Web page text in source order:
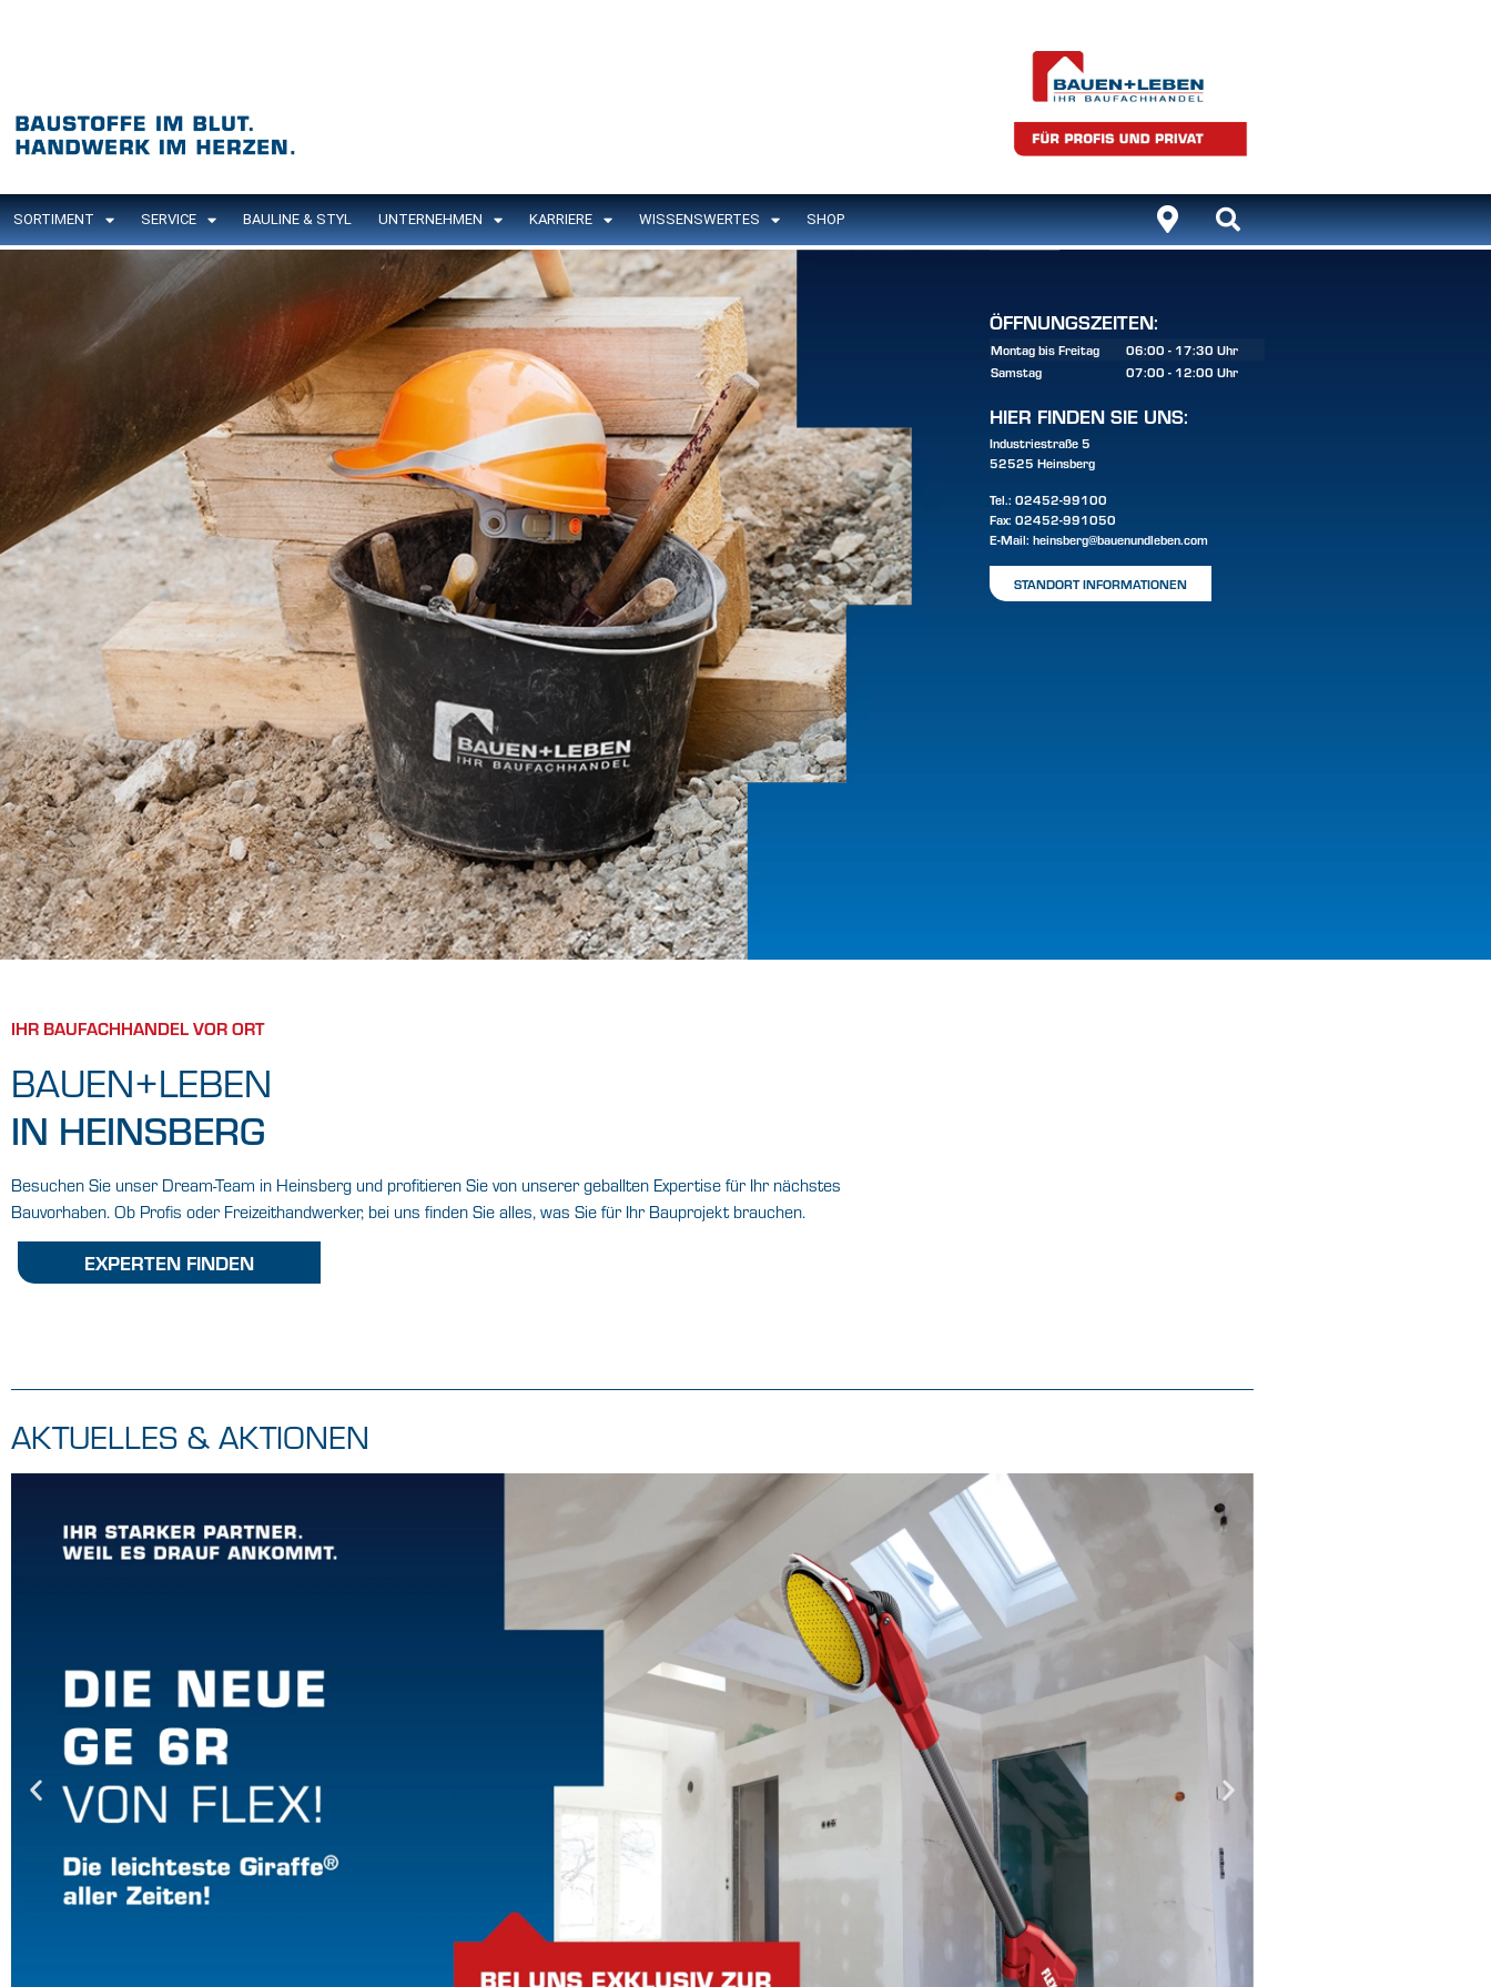
SORTIMENT SERVICE BAULINE & STYL UNTERNEHMEN KARRIERE WISSENSWERTES SHOP
ÖFFNUNGSZEITEN:
Montag bis Freitag
06:00 - 17:30 Uhr
Samstag
07:00 - 12:00 Uhr
HIER FINDEN SIE UNS:
Industriestraße 5
52525 Heinsberg
Tel.: 02452-99100
Fax: 02452-991050
E-Mail: heinsberg@bauenundleben.com
STANDORT INFORMATIONEN
IHR BAUFACHHANDEL VOR ORT
BAUEN+LEBEN
IN HEINSBERG
Besuchen Sie unser Dream-Team in Heinsberg und profitieren Sie von unserer geballten Expertise für Ihr nächstes
Bauvorhaben. Ob Profis oder Freizeithandwerker, bei uns finden Sie alles, was Sie für Ihr Bauprojekt brauchen.
EXPERTEN FINDEN
AKTUELLES & AKTIONEN